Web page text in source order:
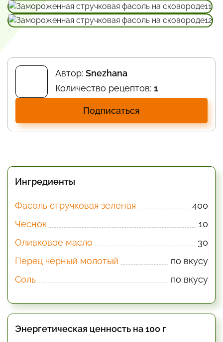
Автор: Snezhana
Количество рецептов: 1
Подписаться
Ингредиенты
Фасоль стручковая зеленая
400
Чеснок
10
Оливковое масло
30
Перец черный молотый
по вкусу
Соль
по вкусу
Энергетическая ценность на 100 г